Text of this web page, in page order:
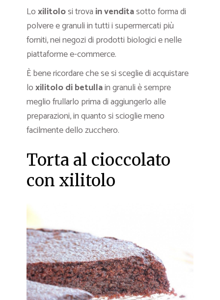
Loxilitolosi trova in venditasotto forma di
polvere e granuli in tutti i supermercati più
forniti, nei negozi di prodotti biologici e nelle
piattaforme e-commerce.
È bene ricordare che se si sceglie di acquistare
loxilitolo di betullain granuli è sempre
meglio frullarlo prima di aggiungerlo alle
preparazioni, in quanto si scioglie meno
facilmente dello zucchero.
Torta al cioccolato
con xilitolo